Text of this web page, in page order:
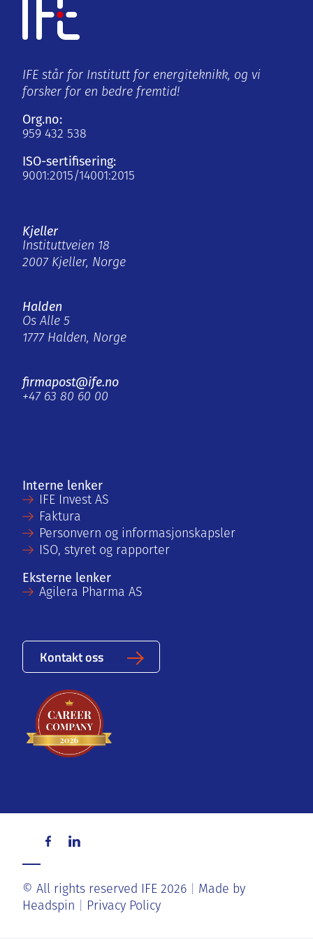
IFE står for Institutt for energiteknikk, og vi
forsker for en bedre fremtid!
Org.no:
959 432 538
ISO-sertifisering:
9001:2015/14001:2015
Kjeller
Instituttveien 18
2007 Kjeller, Norge
Halden
Os Alle 5
1777 Halden, Norge
firmapost@ife.no
+47 63 80 60 00
Interne lenker
IFE Invest AS
Faktura
Personvern og informasjonskapsler
ISO, styret og rapporter
Eksterne lenker
Agilera Pharma AS
Kontakt oss
© All rights reserved IFE 2026
Made by
Headspin
Privacy Policy